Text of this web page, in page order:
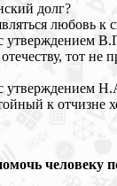
долг?
любовь к
тот не
утверждением
к отчизне
человеку